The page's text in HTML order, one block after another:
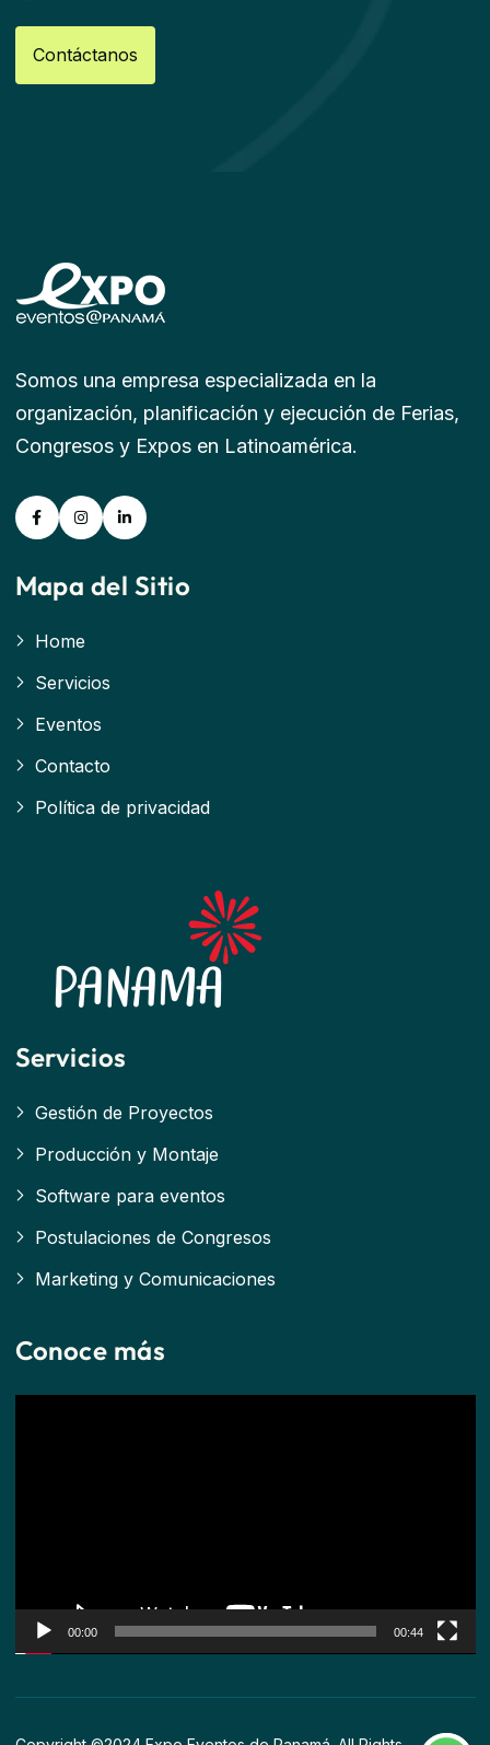
Contáctanos
Somos una empresa especializada en la
organización, planificación y ejecución de Ferias,
Congresos y Expos en Latinoamérica.
Mapa del Sitio
Home
Servicios
Eventos
Contacto
Política de privacidad
Servicios
Gestión de Proyectos
Producción y Montaje
Software para eventos
Postulaciones de Congresos
Marketing y Comunicaciones
Conoce más
00:00 00:44